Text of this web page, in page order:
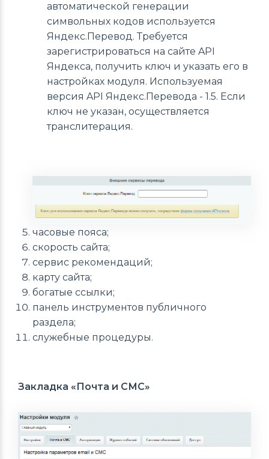
автоматической генерации
символьных кодов используется
Яндекс.Перевод. Требуется
зарегистрироваться на сайте API
Яндекса, получить ключ и указать его в
настройках модуля. Используемая
версия API Яндекс.Перевода - 1.5. Если
ключ не указан, осуществляется
транслитерация.
часовые пояса;
скорость сайта;
сервис рекомендаций;
карту сайта;
богатые ссылки;
панель инструментов публичного
раздела;
служебные процедуры.
Закладка «Почта и СМС»